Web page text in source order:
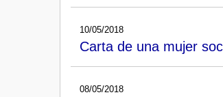
10/05/2018
Carta de una mujer
08/05/2018